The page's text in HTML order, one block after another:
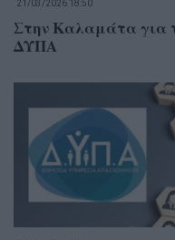
21/03/2026 18:50
Στην Καλαμάτα για
ΔΥΠΑ